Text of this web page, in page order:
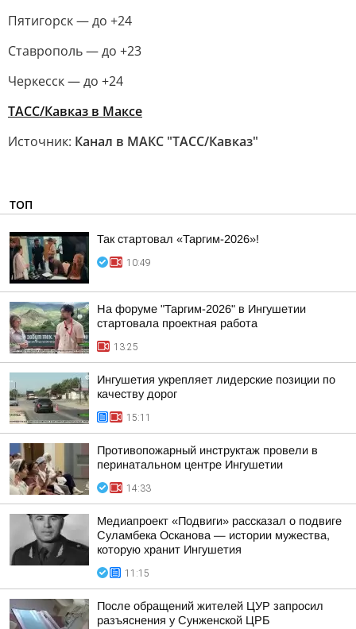
Пятигорск — до +24
Ставрополь — до +23
Черкесск — до +24
ТАСС/Кавказ в Максе
Источник: Канал в МАКС "ТАСС/Кавказ"
ТОП
Так стартовал «Таргим-2026»!
10:49
На форуме "Таргим-2026" в Ингушетии
стартовала проектная работа
13:25
Ингушетия укрепляет лидерские позиции по
качеству дорог
15:11
Противопожарный инструктаж провели в
перинатальном центре Ингушетии
14:33
Медиапроект «Подвиги» рассказал о подвиге
Суламбека Осканова — истории мужества,
которую хранит Ингушетия
11:15
После обращений жителей ЦУР запросил
разъяснения у Сунженской ЦРБ